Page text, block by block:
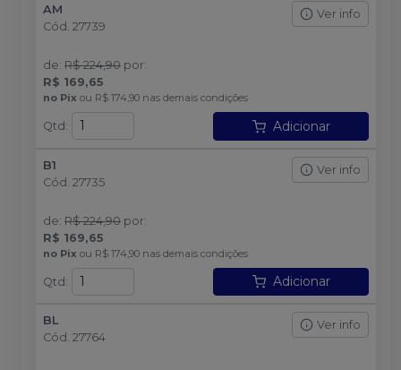
AM
Cód. 27739
Ver info
de: R$ 224,90 por:
R$ 169,65
no Pix ou R$ 174,90 nas demais condições
Qtd : Adicionar
B1
Cód. 27735
Ver info
de: R$ 224,90 por:
R$ 169,65
no Pix ou R$ 174,90 nas demais condições
Qtd: Adicionar
BL
Cód. 27764
Ver info